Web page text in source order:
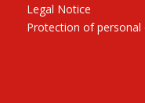
Legal Notice
Protection of personal